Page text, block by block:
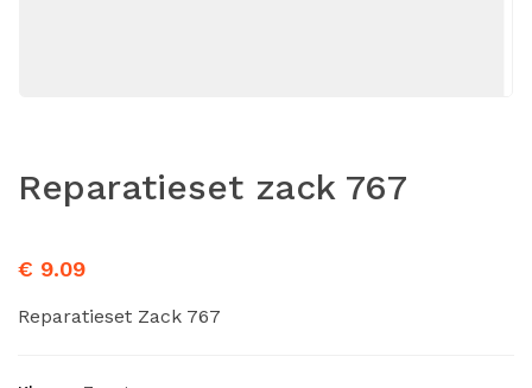
Reparatieset zack 767
€ 9.09
Reparatieset Zack 767